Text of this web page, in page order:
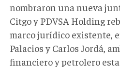
nombraron una nueva
Citgo y PDVSA Holding
marco jurídico existente,
Palacios y Carlos Jordá,
financiero y petrolero